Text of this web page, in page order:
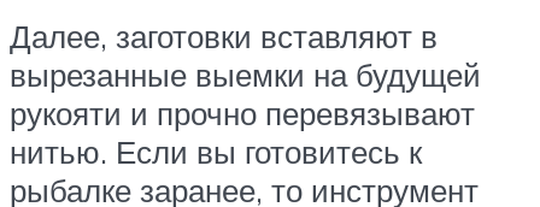
Далее, заготовки вставляют в
вырезанные выемки на будущей
рукояти и прочно перевязывают
нитью. Если вы готовитесь к
рыбалке заранее, то инструмент